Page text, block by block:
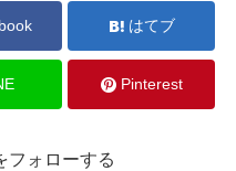
はてブ
Pinterest
フォローする